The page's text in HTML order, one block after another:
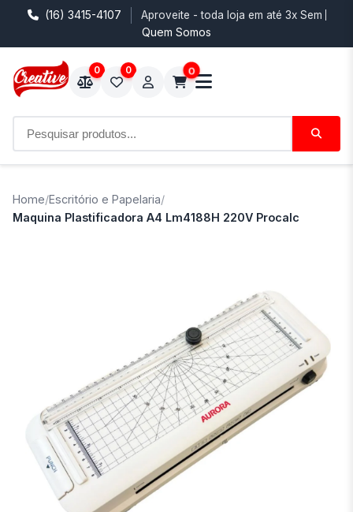
(16) 3415-4107 Aproveite - toda loja em até 3x Sem
Quem Somos
0 0 0
Home/Escritório e Papelaria/
Maquina Plastificadora A4 Lm4188H 220V Procalc